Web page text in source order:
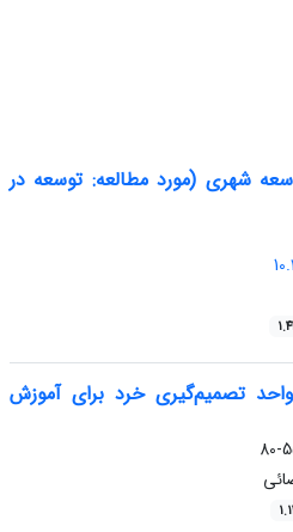
شهری (مورد مطالعه: توسعه در
تصمیم‌گیری خرد برای آموزش